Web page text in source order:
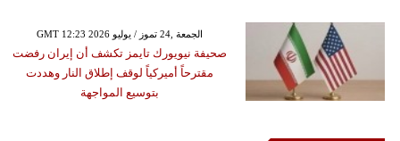
GMT 12:23 2026 الجمعة ,24 تموز / يوليو
صحيفة نيويورك تايمز تكشف أن إيران رفضت
مقترحاً أميركياً لوقف إطلاق النار وهددت
بتوسيع المواجهة